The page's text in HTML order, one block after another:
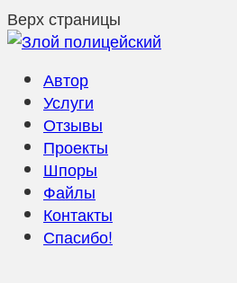
Верх страницы
Автор
Услуги
Отзывы
Проекты
Шпоры
Файлы
Контакты
Спасибо!